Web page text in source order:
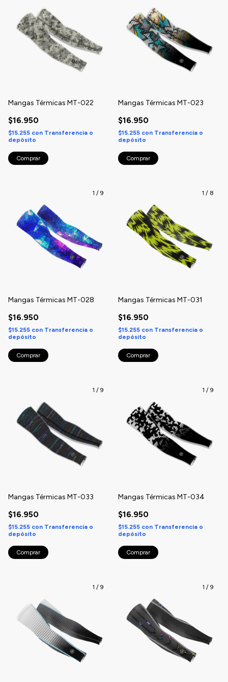
Mangas Térmicas MT-022
$16.950
$15.255 con Transferencia o
depósito
Comprar
Mangas Térmicas MT-023
$16.950
$15.255 con Transferencia o
depósito
Comprar
1 / 9
Mangas Térmicas MT-028
$16.950
$15.255 con Transferencia o
depósito
Comprar
1 / 8
Mangas Térmicas MT-031
$16.950
$15.255 con Transferencia o
depósito
Comprar
1 / 9
Mangas Térmicas MT-033
$16.950
$15.255 con Transferencia o
depósito
Comprar
1 / 9
Mangas Térmicas MT-034
$16.950
$15.255 con Transferencia o
depósito
Comprar
1 / 9 1 / 9